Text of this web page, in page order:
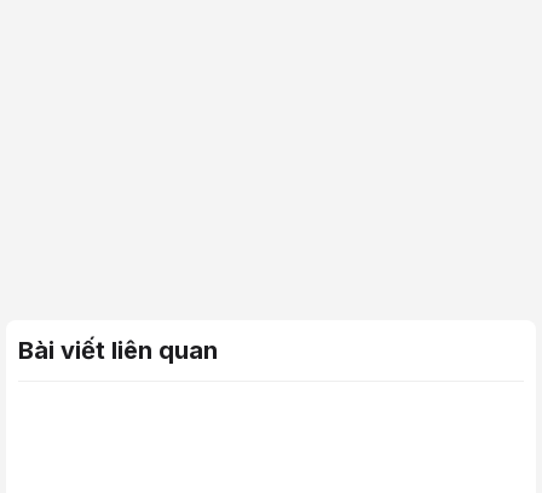
Bài viết liên quan